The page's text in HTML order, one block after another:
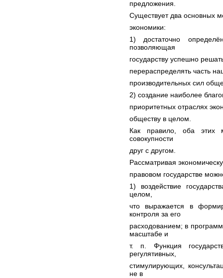
предложения.
Существует два основных
экономики:
1) достаточно
позволяющая
государству успешно
перераспределять часть
производительных сил
2) создание наиболее
приоритетных отраслях
обществу в целом.
Как правило, оба этих
совокупности
друг с другом.
Рассматривая
правовом государстве
1) воздействие
целом,
что выражается в
контроля за его
расходованием; в
масштабе и
т. п. Функция
регулятивных,
стимулирующих,
не в